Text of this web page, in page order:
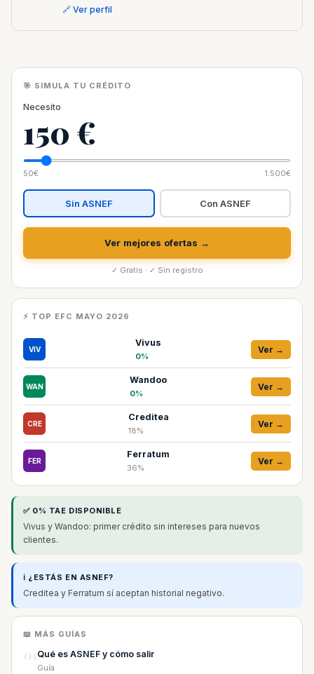
🔗 Ver perfil
🎯 SIMULA TU CRÉDITO
Necesito
150 €
50€ 1.500€
Sin ASNEF Con ASNEF
Ver mejores ofertas →
✓ Gratis · ✓ Sin registro
⚡ TOP EFC MAYO 2026
VIV
Vivus
0%
Ver →
WAN
Wandoo
0%
Ver →
CRE
Creditea
18%
Ver →
FER
Ferratum
36%
Ver →
✅ 0% TAE DISPONIBLE
Vivus y Wandoo: primer crédito sin intereses para nuevos
clientes.
ℹ️ ¿ESTÁS EN ASNEF?
Creditea y Ferratum sí aceptan historial negativo.
📖 MÁS GUÍAS
Qué es ASNEF y cómo salir
Guía